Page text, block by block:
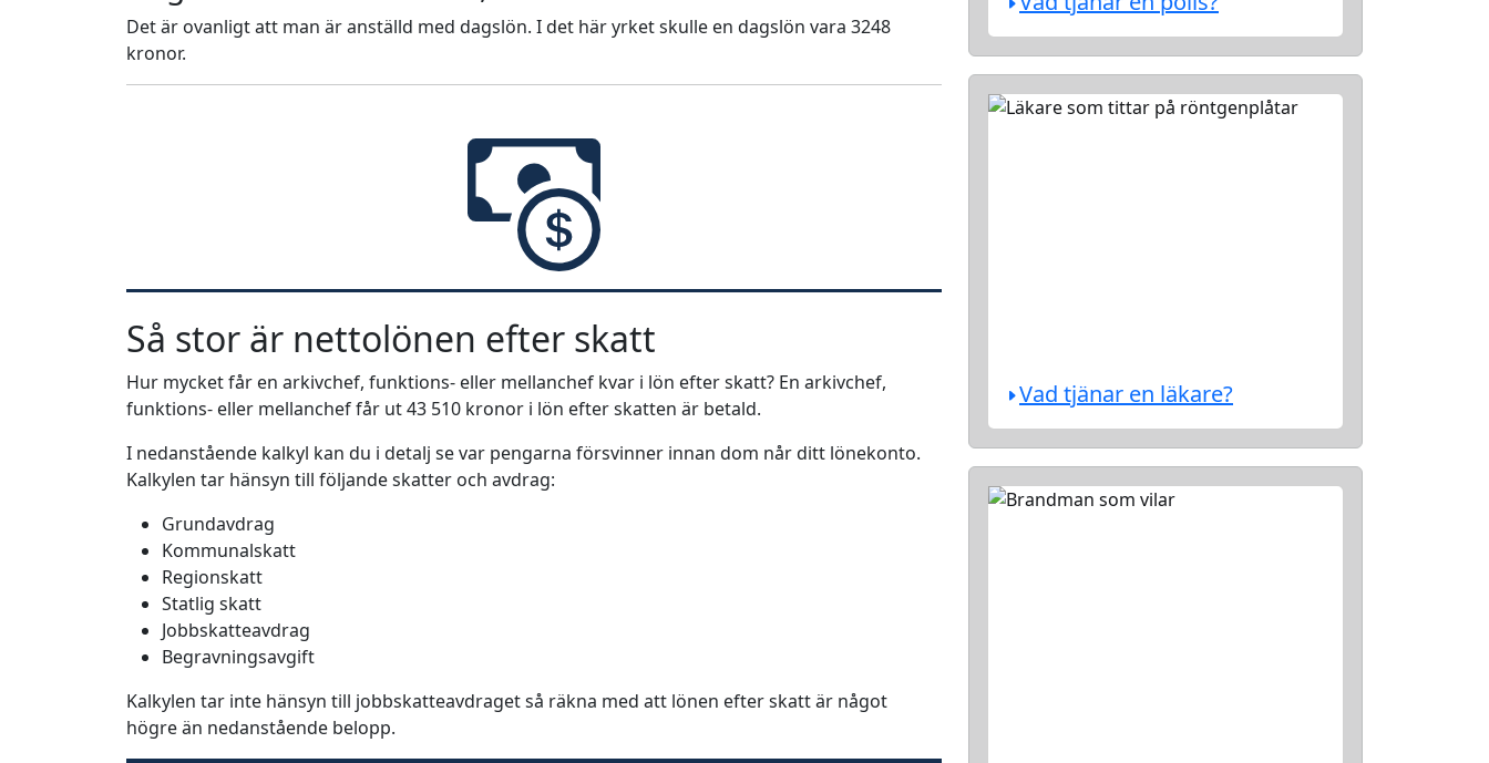
Det är ovanligt att man är anställd med dagslön. I det här yrket skulle en dagslön vara 3248
kronor.
Så stor är nettolönen efter skatt
Hur mycket får en arkivchef, funktions- eller mellanchef kvar i lön efter skatt? En arkivchef,
funktions- eller mellanchef får ut 43 510 kronor i lön efter skatten är betald.
I nedanstående kalkyl kan du i detalj se var pengarna försvinner innan dom når ditt lönekonto.
Kalkylen tar hänsyn till följande skatter och avdrag:
Grundavdrag
Kommunalskatt
Regionskatt
Statlig skatt
Jobbskatteavdrag
Begravningsavgift
Kalkylen tar inte hänsyn till jobbskatteavdraget så räkna med att lönen efter skatt är något
högre än nedanstående belopp.
Vad tjänar en läkare?